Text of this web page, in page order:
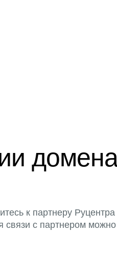
к партнеру
связи с партнером